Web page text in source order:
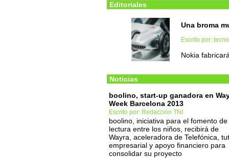
Editoriales
Una broma
Escrito por:
Nokia
Noticias
boolino, start-up ganadora en
Week Barcelona 2013
Escrito por: Redacción TNI
boolino, iniciativa para el fomento de
lectura entre los niños, recibirá de
Wayra, aceleradora de Telefónica,
empresarial y apoyo financiero para
consolidar su proyecto